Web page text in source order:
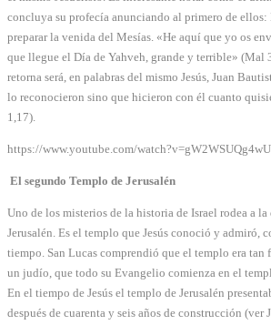
concluya su profecía anunciando al primero de ellos:
preparar la venida del Mesías. «He aquí que yo os
que llegue el Día de Yahveh, grande y terrible» (Mal
retorna será, en palabras del mismo Jesús, Juan
lo reconocieron sino que hicieron con él cuanto
1,17).
https://www.youtube.com/watch?v=gW2WSUQg4wU
El segundo Templo de Jerusalén
Uno de los misterios de la historia de Israel rodea a
Jerusalén. Es el templo que Jesús conoció y admiró,
tiempo. San Lucas comprendió que el templo era tan
un judío, que todo su Evangelio comienza en el
En el tiempo de Jesús el templo de Jerusalén
después de cuarenta y seis años de construcción (ver